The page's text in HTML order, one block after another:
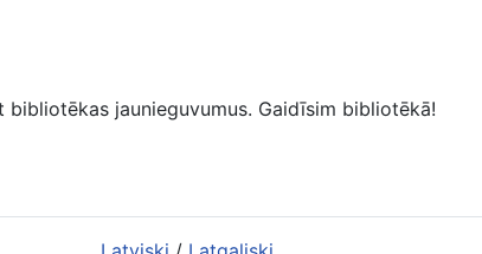
jaunieguvumus. Gaidīsim bibliotēkā!